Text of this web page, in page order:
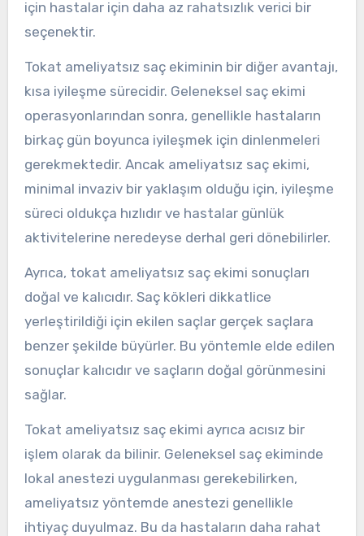
için hastalar için daha az rahatsızlık verici bir
seçenektir.
Tokat ameliyatsız saç ekiminin bir diğer avantajı,
kısa iyileşme sürecidir. Geleneksel saç ekimi
operasyonlarından sonra, genellikle hastaların
birkaç gün boyunca iyileşmek için dinlenmeleri
gerekmektedir. Ancak ameliyatsız saç ekimi,
minimal invaziv bir yaklaşım olduğu için, iyileşme
süreci oldukça hızlıdır ve hastalar günlük
aktivitelerine neredeyse derhal geri dönebilirler.
Ayrıca, tokat ameliyatsız saç ekimi sonuçları
doğal ve kalıcıdır. Saç kökleri dikkatlice
yerleştirildiği için ekilen saçlar gerçek saçlara
benzer şekilde büyürler. Bu yöntemle elde edilen
sonuçlar kalıcıdır ve saçların doğal görünmesini
sağlar.
Tokat ameliyatsız saç ekimi ayrıca acısız bir
işlem olarak da bilinir. Geleneksel saç ekiminde
lokal anestezi uygulanması gerekebilirken,
ameliyatsız yöntemde anestezi genellikle
ihtiyaç duyulmaz. Bu da hastaların daha rahat